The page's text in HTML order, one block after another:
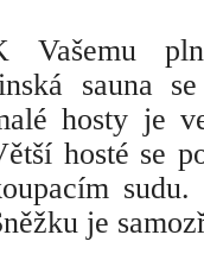
Vašemu
sauna
hosty je
hosté se
je